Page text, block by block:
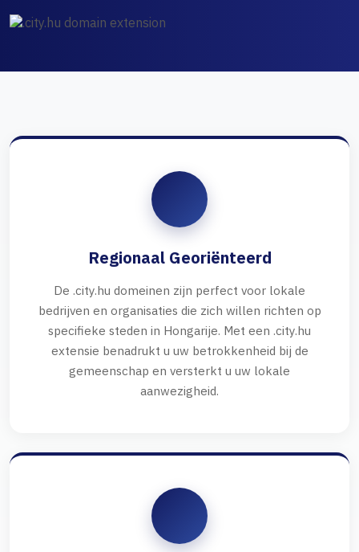
Regionaal Georiënteerd
De .city.hu domeinen zijn perfect voor lokale
bedrijven en organisaties die zich willen richten op
specifieke steden in Hongarije. Met een .city.hu
extensie benadrukt u uw betrokkenheid bij de
gemeenschap en versterkt u uw lokale
aanwezigheid.